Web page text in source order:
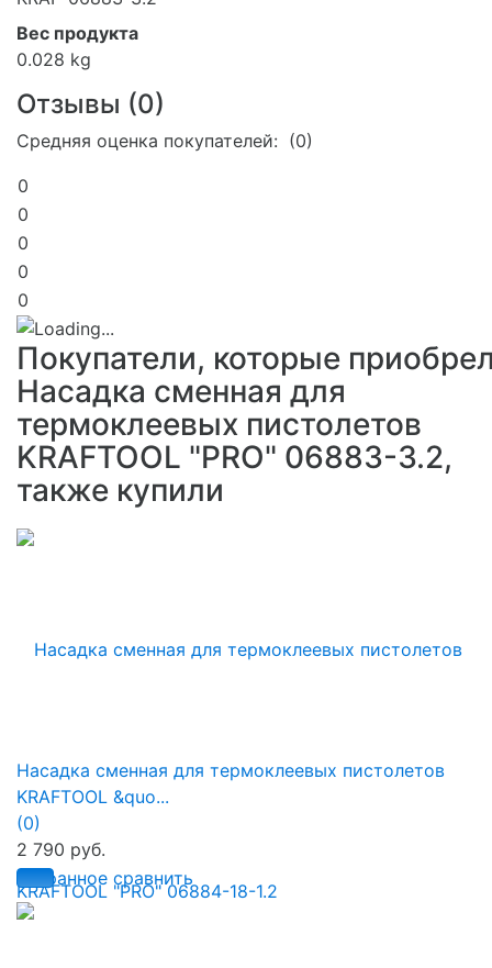
Вес продукта
0.028 kg
Отзывы (0)
Средняя оценка покупателей: (0)
0
0
0
0
0
Покупатели, которые
Насадка сменная для
термоклеевых пистолетов
KRAFTOOL "PRO" 06883-3.2,
также купили
избранное сравнить
Насадка сменная для термоклеевых пистолетов
KRAFTOOL &quo...
(0)
2 790 руб.